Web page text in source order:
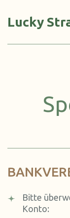
Lucky
Bitte
Konto: